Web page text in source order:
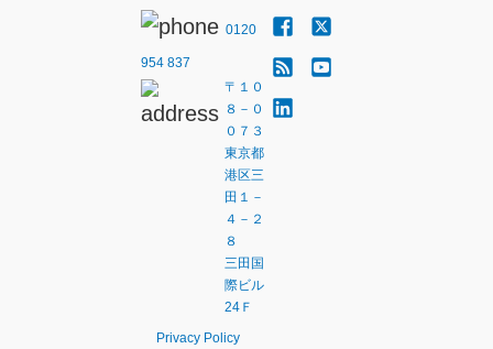
0120
954 837
〒１０
８－０
０７３
東京都
港区三
田１－
４－２
８
三田国
際ビル
24Ｆ
Privacy Policy